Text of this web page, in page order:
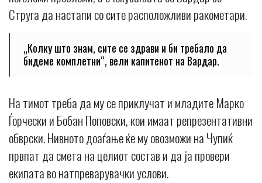
Струга да настапи со сите расположливи ракометари.
„Колку што знам, сите се здрави и би требало да
бидеме комплетни“, вели капитенот на Вардар.
На тимот треба да му се приклучат и младите Марко
Ѓорчески и Бобан Поповски, кои имаат репрезентативни
обврски. Нивното доаѓање ќе му овозможи на Чупиќ
првпат да смета на целиот состав и да ја провери
екипата во натпреварувачки услови.